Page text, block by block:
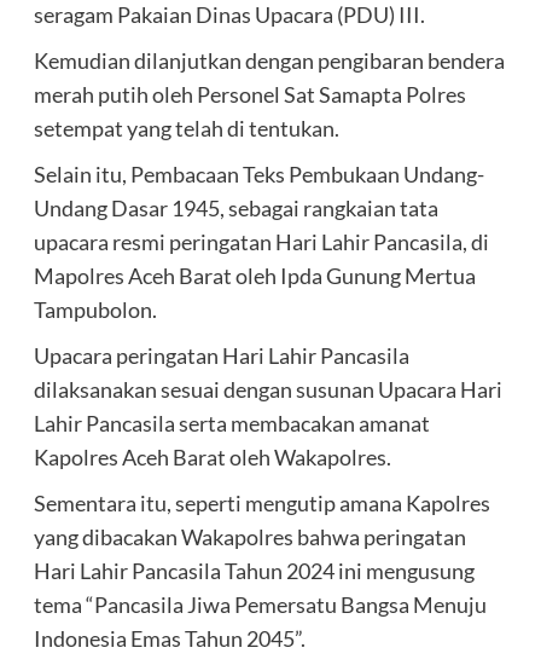
seragam Pakaian Dinas Upacara (PDU) III.
Kemudian dilanjutkan dengan pengibaran bendera
merah putih oleh Personel Sat Samapta Polres
setempat yang telah di tentukan.
Selain itu, Pembacaan Teks Pembukaan Undang-
Undang Dasar 1945, sebagai rangkaian tata
upacara resmi peringatan Hari Lahir Pancasila, di
Mapolres Aceh Barat oleh Ipda Gunung Mertua
Tampubolon.
Upacara peringatan Hari Lahir Pancasila
dilaksanakan sesuai dengan susunan Upacara Hari
Lahir Pancasila serta membacakan amanat
Kapolres Aceh Barat oleh Wakapolres.
Sementara itu, seperti mengutip amana Kapolres
yang dibacakan Wakapolres bahwa peringatan
Hari Lahir Pancasila Tahun 2024 ini mengusung
tema “Pancasila Jiwa Pemersatu Bangsa Menuju
Indonesia Emas Tahun 2045”.